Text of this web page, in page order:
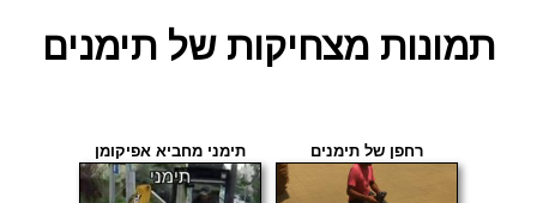
תמונות מצחיקות של תימנים
רחפן של תימנים תימני מחביא אפיקומן